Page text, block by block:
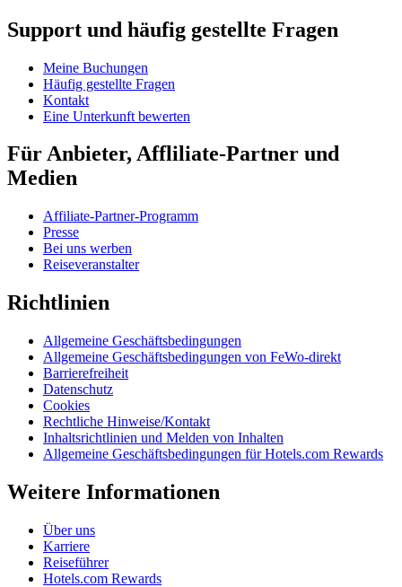
Support und häufig gestellte Fragen
Meine Buchungen
Häufig gestellte Fragen
Kontakt
Eine Unterkunft bewerten
Für Anbieter, Affliliate-Partner und
Medien
Affiliate-Partner-Programm
Presse
Bei uns werben
Reiseveranstalter
Richtlinien
Allgemeine Geschäftsbedingungen
Allgemeine Geschäftsbedingungen von FeWo-direkt
Barrierefreiheit
Datenschutz
Cookies
Rechtliche Hinweise/Kontakt
Inhaltsrichtlinien und Melden von Inhalten
Allgemeine Geschäftsbedingungen für Hotels.com Rewards
Weitere Informationen
Über uns
Karriere
Reiseführer
Hotels.com Rewards